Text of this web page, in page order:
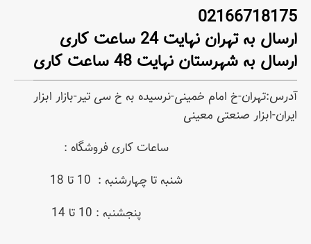
02166718175
ارسال به تهران نهایت 24 ساعت کاری
ارسال به شهرستان نهایت 48 ساعت کاری
آدرس:تهران-خ امام خمینی-نرسیده به خ سی تیر-بازار ابزار
ایران-ابزار صنعتی معینی
ساعات کاری فروشگاه :
شنبه تا چهارشنبه : 10 تا 18
پنجشنبه : 10 تا 14